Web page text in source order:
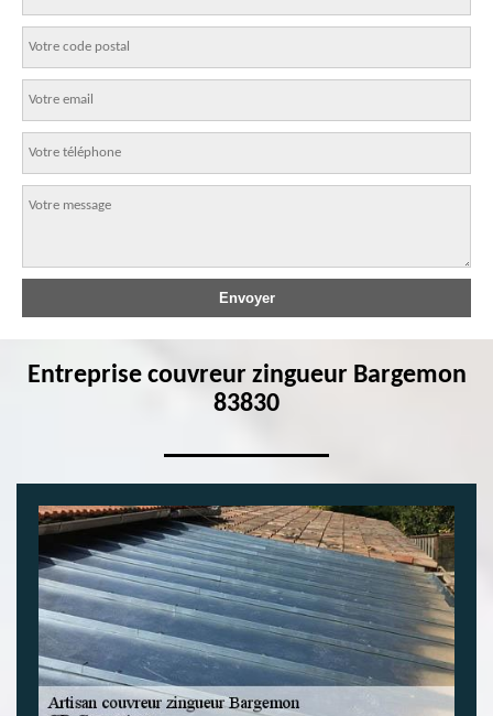
Entreprise couvreur zingueur Bargemon
83830